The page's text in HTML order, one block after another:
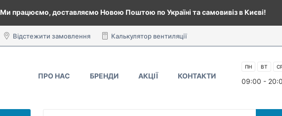
Ми працюємо, доставляємо Новою Поштою по Україні та самовивіз в Києві!
Відстежити замовлення Калькулятор вентиляції
ПРО НАС БРЕНДИ АКЦІЇ КОНТАКТИ
ПН ВТ
09:00 -